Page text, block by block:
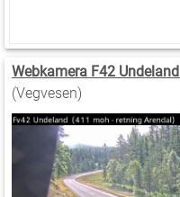
Webkamera F42
(Vegvesen)